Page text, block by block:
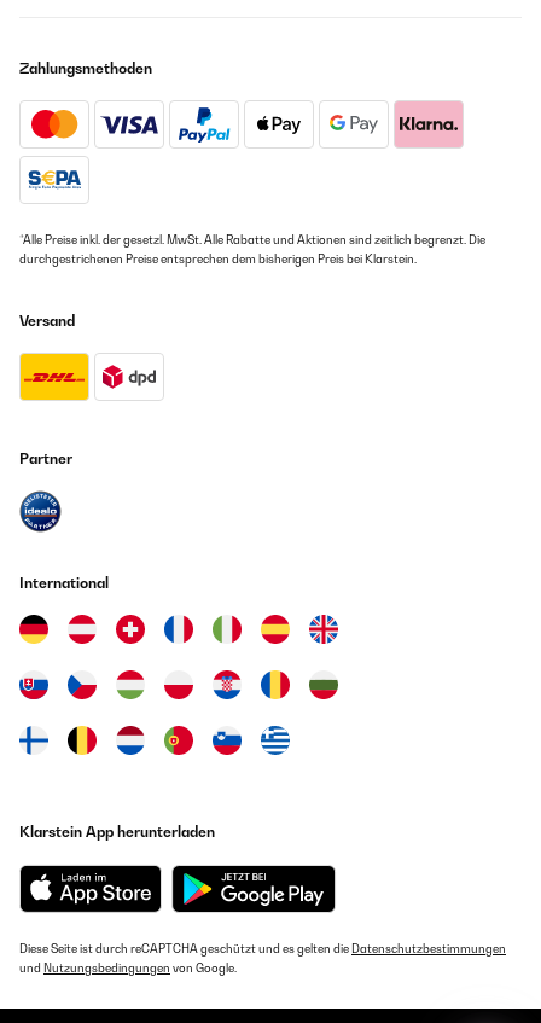
Zahlungsmethoden
*Alle Preise inkl. der gesetzl. MwSt. Alle Rabatte und Aktionen sind zeitlich begrenzt. Die
durchgestrichenen Preise entsprechen dem bisherigen Preis bei Klarstein.
Versand
Partner
International
Klarstein App herunterladen
Diese Seite ist durch reCAPTCHA geschützt und es gelten die Datenschutzbestimmungen
und Nutzungsbedingungen von Google.